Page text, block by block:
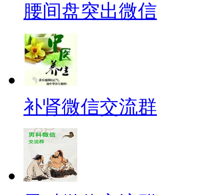
腰间盘突出微信
补肾微信交流群